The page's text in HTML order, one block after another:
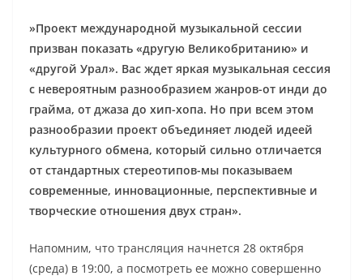
»Проект международной музыкальной сессии
призван показать «другую Великобританию» и
«другой Урал». Вас ждет яркая музыкальная сессия
с невероятным разнообразием жанров-от инди до
грайма, от джаза до хип-хопа. Но при всем этом
разнообразии проект объединяет людей идеей
культурного обмена, который сильно отличается
от стандартных стереотипов-мы показываем
современные, инновационные, перспективные и
творческие отношения двух стран».
Напомним, что трансляция начнется 28 октября
(среда) в 19:00, а посмотреть ее можно совершенно